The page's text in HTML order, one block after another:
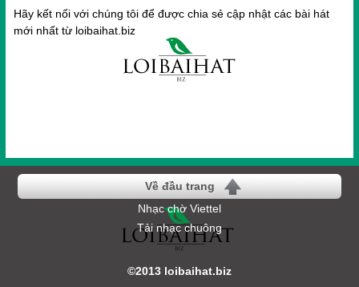
Hãy kết nối với chúng tôi để được chia sẻ cập nhật các bài hát
mới nhất từ loibaihat.biz
Về đầu trang
Nhạc chờ Viettel
Tải nhạc chuông
©2013 loibaihat.biz